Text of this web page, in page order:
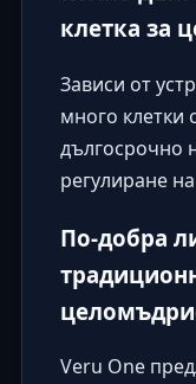
клетка за
Зависи от
много клетки
дългосрочно
регулиране
По-добра
Veru One